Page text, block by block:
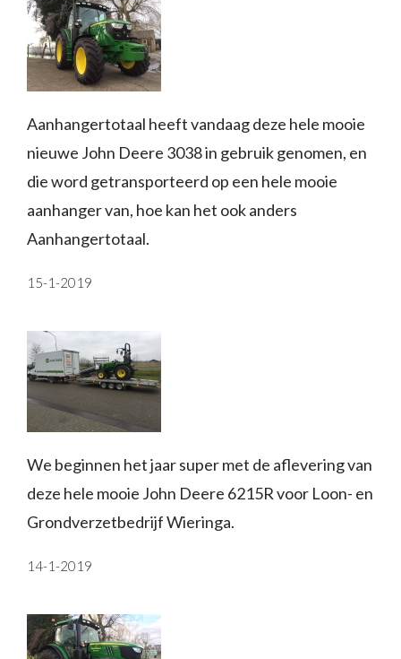
Aanhangertotaal heeft vandaag deze hele mooie
nieuwe John Deere 3038 in gebruik genomen, en
die word getransporteerd op een hele mooie
aanhanger van, hoe kan het ook anders
Aanhangertotaal.
15-1-2019
We beginnen het jaar super met de aflevering van
deze hele mooie John Deere 6215R voor Loon- en
Grondverzetbedrijf Wieringa.
14-1-2019